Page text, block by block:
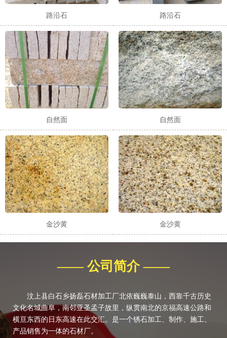
路沿石 路沿石
自然面 自然面
金沙黄 金沙黄
—— 公司简介 ——
汶上县白石乡扬磊石材加工厂北依巍巍泰山，西靠千古历史
文化名城曲阜，南邻亚圣孟子故里，纵贯南北的京福高速公路和
横亘东西的日东高速在此交汇。是一个锈石加工、制作、施工、
产品销售为一体的石材厂。